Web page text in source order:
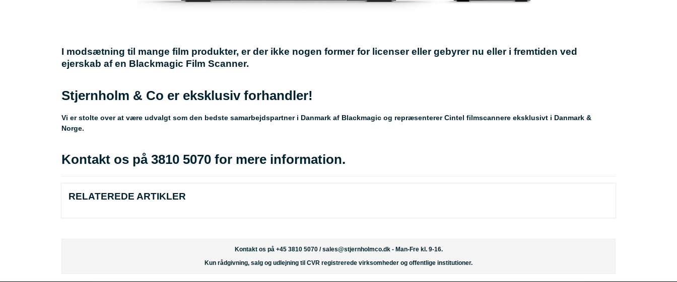
I modsætning til mange film produkter, er der ikke nogen former for licenser eller gebyrer nu eller i fremtiden ved
ejerskab af en Blackmagic Film Scanner.
Stjernholm & Co er eksklusiv forhandler!
Vi er stolte over at være udvalgt som den bedste samarbejdspartner i Danmark af Blackmagic og repræsenterer Cintel filmscannere eksklusivt i Danmark &
Norge.
Kontakt os på 3810 5070 for mere information.
RELATEREDE ARTIKLER
Kontakt os på +45 3810 5070 /sales@stjernholmco.dk- Man-Fre kl. 9-16.
Kun rådgivning, salg og udlejning til CVR registrerede virksomheder og offentlige institutioner.